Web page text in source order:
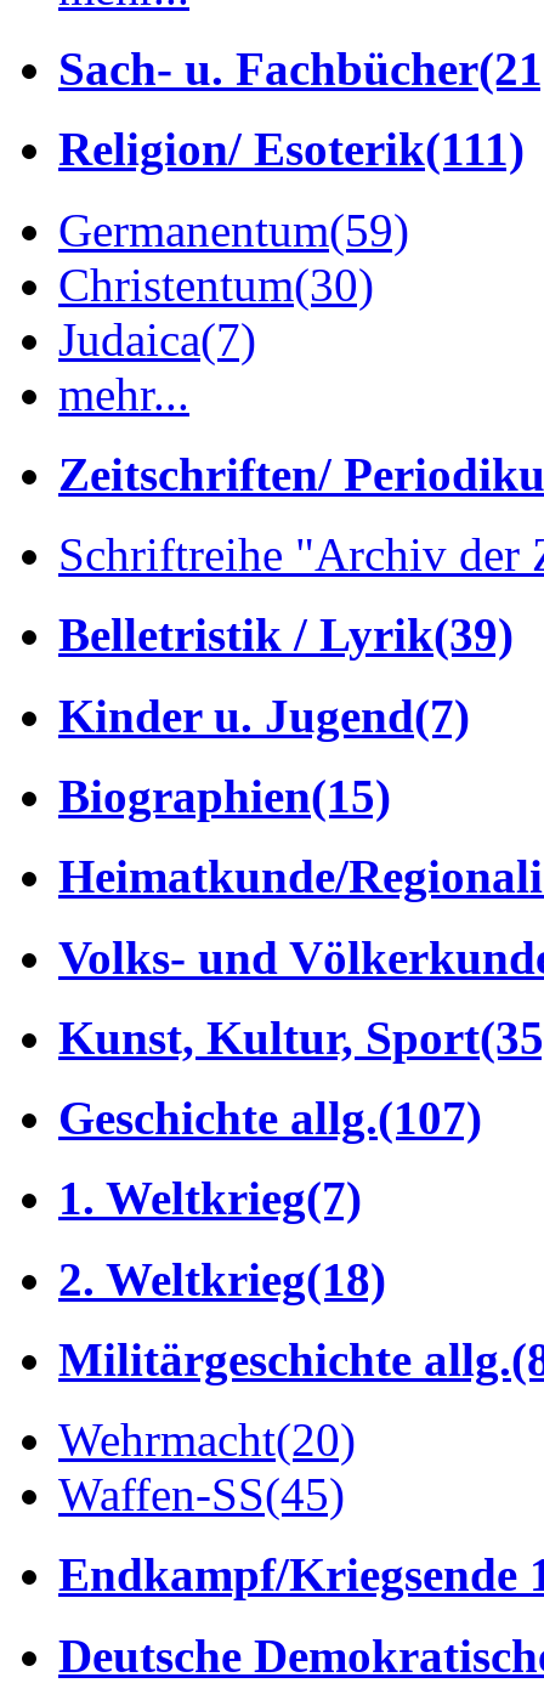
Sach- u. Fachbücher
Religion/ Esoterik(111)
Germanentum(59)
Christentum(30)
Judaica(7)
mehr...
Zeitschriften/
Schriftreihe "Archiv der
Belletristik / Lyrik(39)
Kinder u. Jugend(7)
Biographien(15)
Heimatkunde/
Volks- und
Kunst, Kultur, Sport
Geschichte allg.(107)
1. Weltkrieg(7)
2. Weltkrieg(18)
Militärgeschichte allg.
Wehrmacht(20)
Waffen-SS(45)
Endkampf/Kriegsende
Deutsche